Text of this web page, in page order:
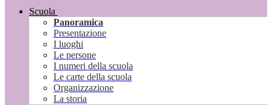
Scuola
Panoramica
Presentazione
I luoghi
Le persone
I numeri della scuola
Le carte della scuola
Organizzazione
La storia